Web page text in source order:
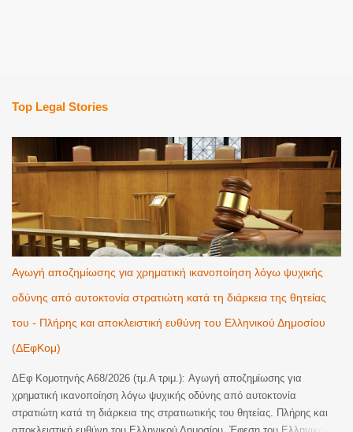
Top Legal Stories
Αγωγή αποζημίωσης για χρηματική ικανοποίηση λόγω ψυχικής
οδύνης από αυτοκτονία στρατιώτη κατά τη διάρκεια της θητείας
του - Πλήρης και αποκλειστική ευθύνη του Ελληνικού Δημοσίου
(ΔΕφΚομ)
ΔΕφ Κομοτηνής Α68/2026 (τμ.Α τριμ.): Αγωγή αποζημίωσης για
χρηματική ικανοποίηση λόγω ψυχικής οδύνης από αυτοκτονία
στρατιώτη κατά τη διάρκεια της στρατιωτικής του θητείας. Πλήρης και